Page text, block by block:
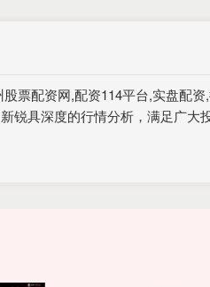
股票配资网,配资114平台,实盘配
锐具深度的行情分析，满足广大